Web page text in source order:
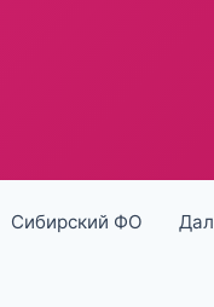
Сибирский ФО